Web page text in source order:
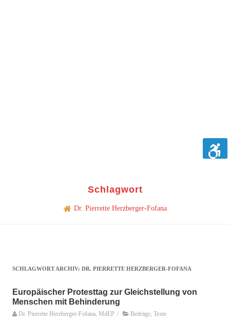
Schlagwort
Dr. Pierrette Herzberger-Fofana
SCHLAGWORT ARCHIV: DR. PIERRETTE HERZBERGER-FOFANA
Europäischer Protesttag zur Gleichstellung von
Menschen mit Behinderung
Dr. Pierrette Herzberger-Fofana, MdEP / Beiträge Texte